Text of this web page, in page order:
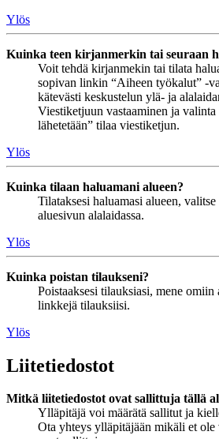
Ylös
Kuinka teen kirjanmerkin tai seuraan
Voit tehdä kirjanmekin tai tilata
sopivan linkin “Aiheen työkalut” -
kätevästi keskustelun ylä- ja
Viestiketjuun vastaaminen ja
lähetetään” tilaa viestiketjun.
Ylös
Kuinka tilaan haluamani alueen?
Tilataksesi haluamasi alueen,
aluesivun alalaidassa.
Ylös
Kuinka poistan tilaukseni?
Poistaaksesi tilauksiasi, mene omiin
linkkejä tilauksiisi.
Ylös
Liitetiedostot
Mitkä liitetiedostot ovat sallittuja tällä
Ylläpitäjä voi määrätä sallitut ja
Ota yhteys ylläpitäjään mikäli et ole